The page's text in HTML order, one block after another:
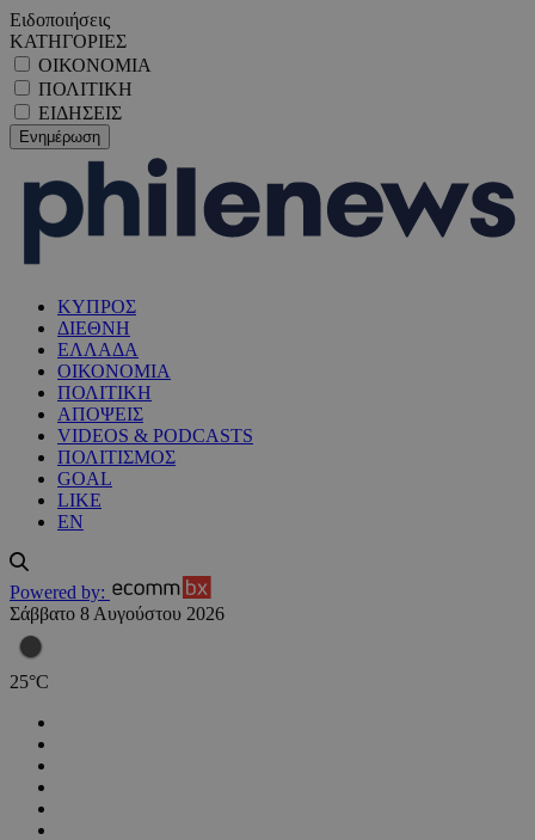
Ειδοποιήσεις
ΚΑΤΗΓΟΡΙΕΣ
ΟΙΚΟΝΟΜΙΑ
ΠΟΛΙΤΙΚΗ
ΕΙΔΗΣΕΙΣ
ΚΥΠΡΟΣ
ΔΙΕΘΝΗ
ΕΛΛΑΔΑ
ΟΙΚΟΝΟΜΙΑ
ΠΟΛΙΤΙΚΗ
ΑΠΟΨΕΙΣ
VIDEOS & PODCASTS
ΠΟΛΙΤΙΣΜΟΣ
GOAL
LIKE
EN
Powered by:
Σάββατο 8 Αυγούστου 2026
25°C